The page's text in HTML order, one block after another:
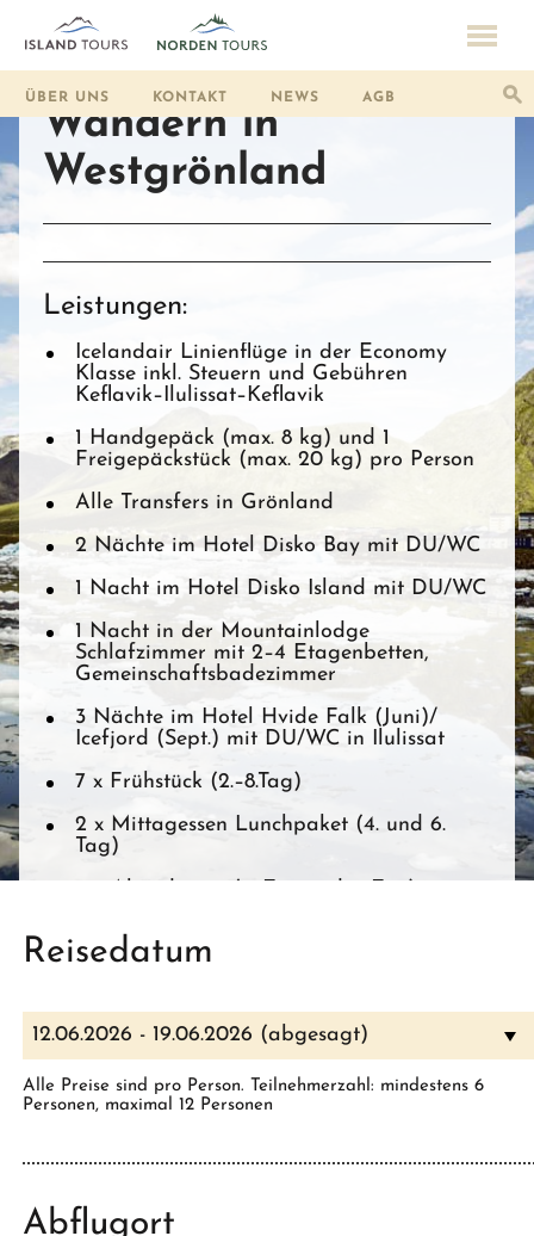
ÜBER UNS KONTAKT NEWS AGB
Wandern in
Westgrönland
Leistungen:
Icelandair Linienflüge in der Economy
Klasse inkl. Steuern und Gebühren
Keflavik–Ilulissat–Keflavik
1 Handgepäck (max. 8 kg) und 1
Freigepäckstück (max. 20 kg) pro Person
Alle Transfers in Grönland
2 Nächte im Hotel Disko Bay mit DU/WC
1 Nacht im Hotel Disko Island mit DU/WC
1 Nacht in der Mountainlodge
Schlafzimmer mit 2–4 Etagenbetten,
Gemeinschaftsbadezimmer
3 Nächte im Hotel Hvide Falk (Juni)/
Icefjord (Sept.) mit DU/WC in Ilulissat
7 x Frühstück (2.–8.Tag)
2 x Mittagessen Lunchpaket (4. und 6.
Tag)
Transfer Flughafen Ilulissat-Hafen und
Bootstransfers: Ilulissat–Qasigiannguit–
Kuannit–Ilulissat
Besichtigungen und Ausflüge laut
Programm
Reisedatum
12.06.2026 - 19.06.2026 (abgesagt)
Alle Preise sind pro Person. Teilnehmerzahl: mindestens 6
Personen, maximal 12 Personen
Abflugort